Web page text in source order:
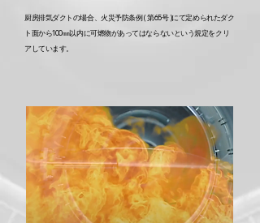
厨房排気ダクトの場合、火災予防条例 (第65号 )にて定められたダク
ト面から100㎜以内に可燃物があってはならないという規定をクリ
アしています。